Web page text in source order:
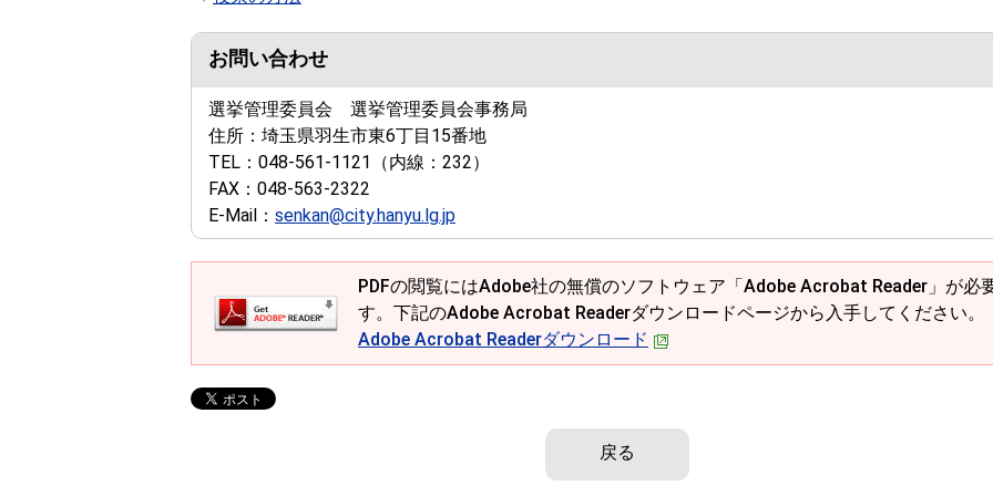
お問い合わせ
選挙管理委員会 選挙管理委員会事務局
住所： 埼玉県羽生市東6丁目15番地
TEL： 048-561-1121
（内線：232）
FAX： 048-563-2322
E-Mail： senkan@city.hanyu.lg.jp
PDFの閲覧にはAdobe社の無償のソフトウェア「Adobe Acrobat Reader」が必
す。下記のAdobe Acrobat Readerダウンロードページから入手してください。
Adobe Acrobat Readerダウンロード
戻る